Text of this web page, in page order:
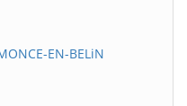
EN-BELiN